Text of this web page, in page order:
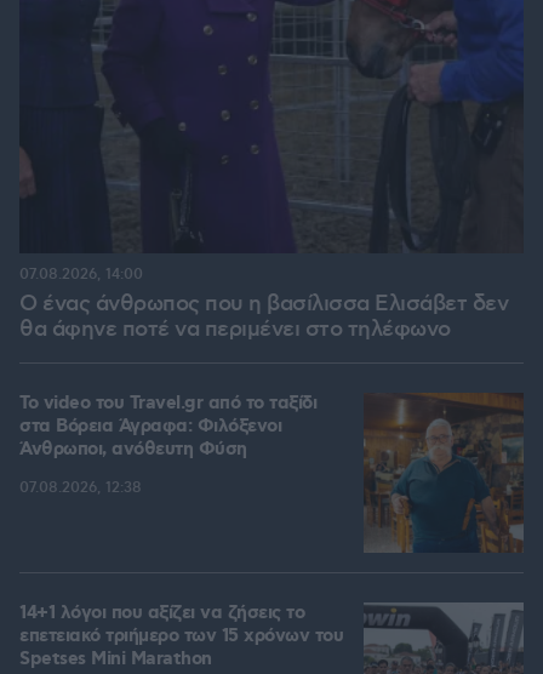
Ο ένας άνθρωπος που η βασίλισσα Ελισάβετ δεν
θα άφηνε ποτέ να περιμένει στο τηλέφωνο
07.08.2026, 14:00
To video του Travel.gr από το ταξίδι
στα Βόρεια Άγραφα: Φιλόξενοι
Άνθρωποι, ανόθευτη Φύση
07.08.2026, 12:38
14+1 λόγοι που αξίζει να ζήσεις το
επετειακό τριήμερο των 15 χρόνων του
Spetses Mini Marathon